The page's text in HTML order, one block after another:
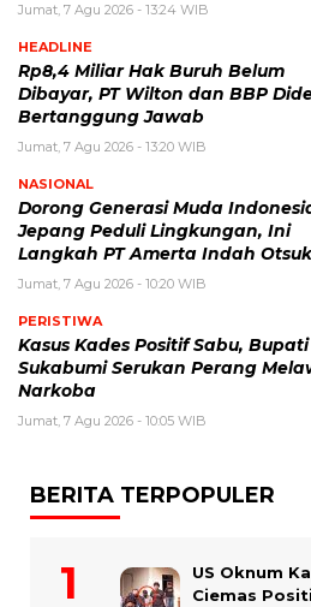
Jumat, 7 Agu 2026 - 13:24 WIB
HEADLINE
Rp8,4 Miliar Hak Buruh Belum
Dibayar, PT Wilton dan BBP
Bertanggung Jawab
Jumat, 7 Agu 2026 - 13:20 WIB
NASIONAL
Dorong Generasi Muda
Jepang Peduli Lingkungan, Ini
Langkah PT Amerta Indah
Jumat, 7 Agu 2026 - 10:20 WIB
PERISTIWA
Kasus Kades Positif Sabu, Bupati
Sukabumi Serukan Perang
Narkoba
Jumat, 7 Agu 2026 - 10:05 WIB
BERITA TERPOPULER
US Oknum
Ciemas